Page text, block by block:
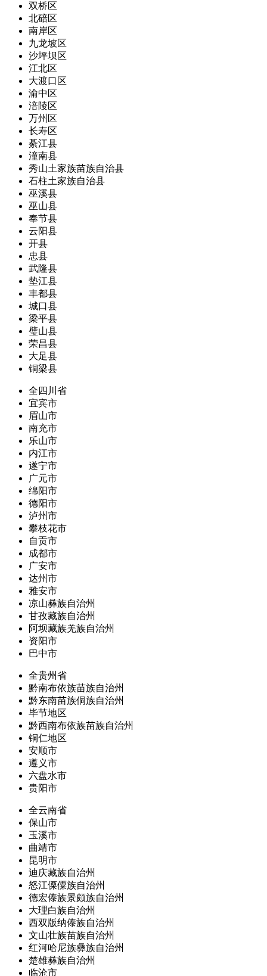
双桥区
北碚区
南岸区
九龙坡区
沙坪坝区
江北区
大渡口区
渝中区
涪陵区
万州区
长寿区
綦江县
潼南县
秀山土家族苗族自治县
石柱土家族自治县
巫溪县
巫山县
奉节县
云阳县
开县
忠县
武隆县
垫江县
丰都县
城口县
梁平县
璧山县
荣昌县
大足县
铜梁县
全四川省
宜宾市
眉山市
南充市
乐山市
内江市
遂宁市
广元市
绵阳市
德阳市
泸州市
攀枝花市
自贡市
成都市
广安市
达州市
雅安市
凉山彝族自治州
甘孜藏族自治州
阿坝藏族羌族自治州
资阳市
巴中市
全贵州省
黔南布依族苗族自治州
黔东南苗族侗族自治州
毕节地区
黔西南布依族苗族自治州
铜仁地区
安顺市
遵义市
六盘水市
贵阳市
全云南省
保山市
玉溪市
曲靖市
昆明市
迪庆藏族自治州
怒江傈僳族自治州
德宏傣族景颇族自治州
大理白族自治州
西双版纳傣族自治州
文山壮族苗族自治州
红河哈尼族彝族自治州
楚雄彝族自治州
临沧市